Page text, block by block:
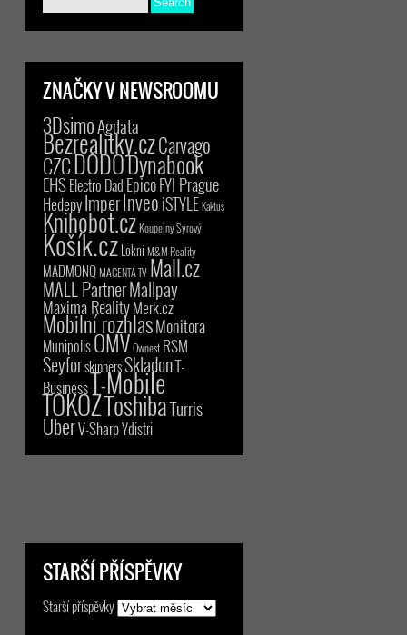
ZNAČKY V NEWSROOMU
3DsimoAgdata
Bezrealitky.czCarvago
CZCDODODynabook
EHSElectro Dad EpicoFYI Prague
HedepyImperInveoiSTYLE Kaktus
Knihobot.czKoupelny Syrový
Košík.czLokni M&M Reality
MADMONQMAGENTA TV Mall.cz
MALL PartnerMallpay
Maxima RealityMerk.cz
Mobilní rozhlasMonitora
MunipolisOMVOwnest RSM
SeyforskinnersSkladonT-
BusinessT-Mobile
TOKOZToshibaTurris
UberV-SharpYdistri
STARŠÍ PŘÍSPĚVKY
Starší příspěvky